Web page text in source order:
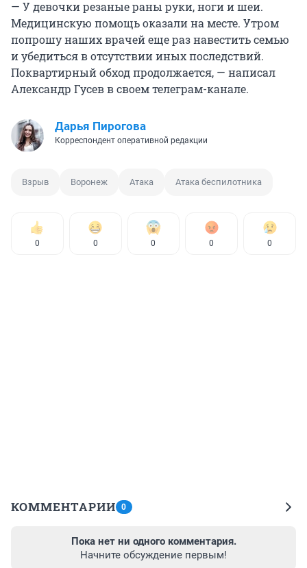
— У девочки резаные раны руки, ноги и шеи.
Медицинскую помощь оказали на месте. Утром
попрошу наших врачей еще раз навестить семью
и убедиться в отсутствии иных последствий.
Поквартирный обход продолжается, — написал
Александр Гусев в своем телеграм-канале.
Дарья Пирогова
Корреспондент оперативной редакции
Взрыв Воронеж Атака Атака беспилотника
0 0 0 0 0
КОММЕНТАРИИ 0
Пока нет ни одного комментария.
Начните обсуждение первым!